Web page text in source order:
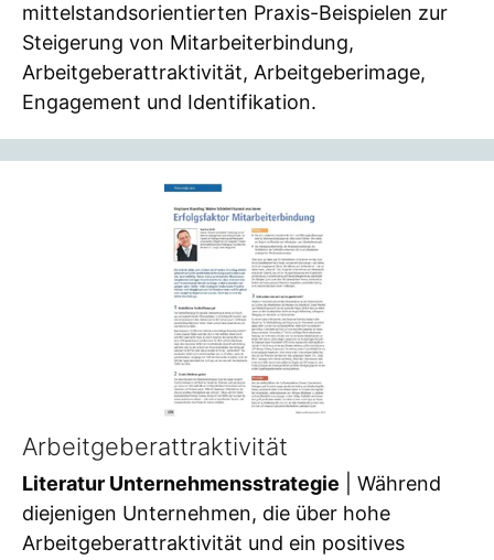
mittelstandsorientierten Praxis-Beispielen zur
Steigerung von Mitarbeiterbindung,
Arbeitgeberattraktivität, Arbeitgeberimage,
Engagement und Identifikation.
Arbeitgeberattraktivität
Literatur Unternehmensstrategie | Während
diejenigen Unternehmen, die über hohe
Arbeitgeberattraktivität und ein positives